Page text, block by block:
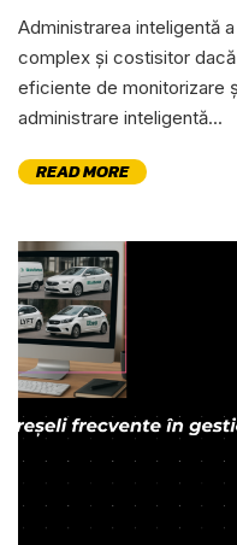
Administrarea inteligentă
complex și costisitor
eficiente de monitorizare
administrare inteligentă...
READ MORE